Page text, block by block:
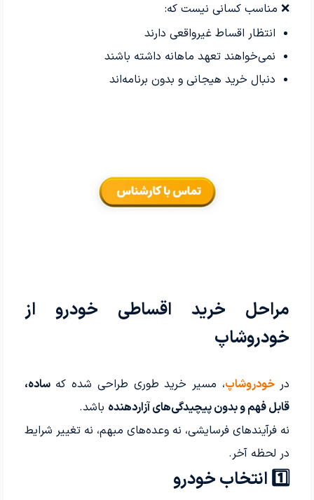
❌ مناسب کسانی نیست که:
انتظار اقساط غیرواقعی دارند
نمی‌خواهند تعهد ماهانه داشته باشند
دنبال خرید هیجانی و بدون برنامه‌اند
مراحل خرید اقساطی خودرو از
خودروشاپ
درخودروشاپ، مسیر خرید طوری طراحی شده کهساده،
قابل فهم و بدون پیچیدگی‌های آزاردهنده باشد.
نه فرآیندهای فرسایشی، نه وعده‌های مبهم، نه تغییر شرایط
در لحظه آخر.
1️⃣ انتخاب خودرو